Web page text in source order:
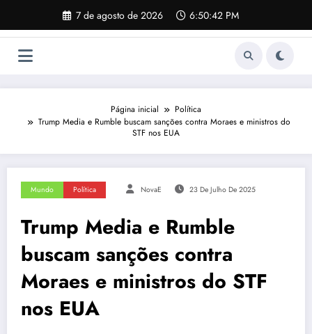
o
7 de agosto de 2026 6:50:43 PM
Página inicial
Política
Trump Media e Rumble buscam sanções contra Moraes e ministros do
STF nos EUA
Mundo Política NovaE 23 De Julho De 2025
Trump Media e Rumble
buscam sanções contra
Moraes e ministros do STF
nos EUA